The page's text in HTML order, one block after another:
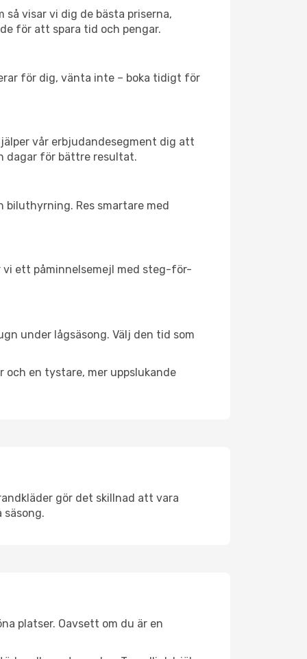
visar vi dig de bästa priserna,
för att spara tid och pengar.
för dig, vänta inte – boka tidigt för
vår erbjudandesegment dig att
dagar för bättre resultat.
biluthyrning. Res smartare med
vi ett påminnelsemejl med steg-för-
under lågsäsong. Välj den tid som
en tystare, mer uppslukande
gör det skillnad att vara
säsong.
platser. Oavsett om du är en